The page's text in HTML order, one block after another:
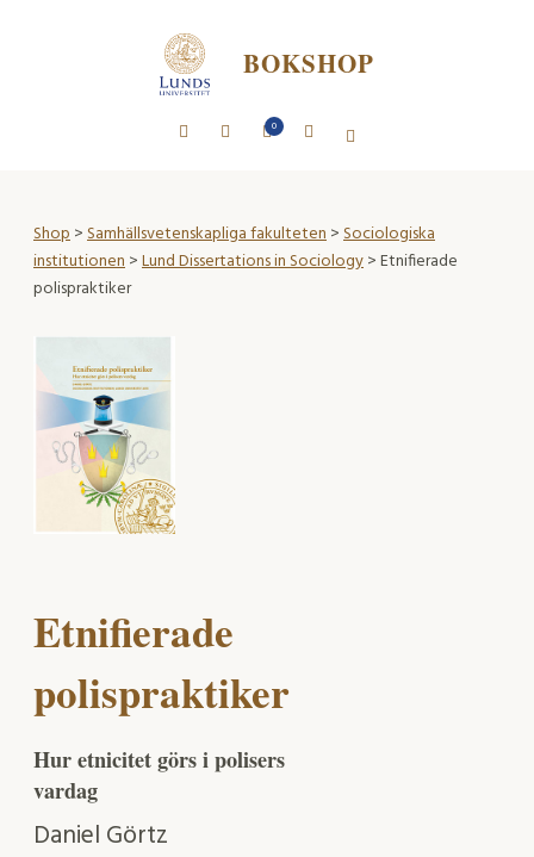
BOKSHOP
0
Shop>Samhällsvetenskapliga fakulteten>Sociologiska
institutionen>Lund Dissertations in Sociology> Etnifierade
polispraktiker
Etnifierade
polispraktiker
Hur etnicitet görs i polisers
vardag
Daniel Görtz